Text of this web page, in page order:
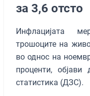
за 3,6 отсто
Инфлацијата
трошоците на
во однос на
проценти,
статистика (ДЗС).